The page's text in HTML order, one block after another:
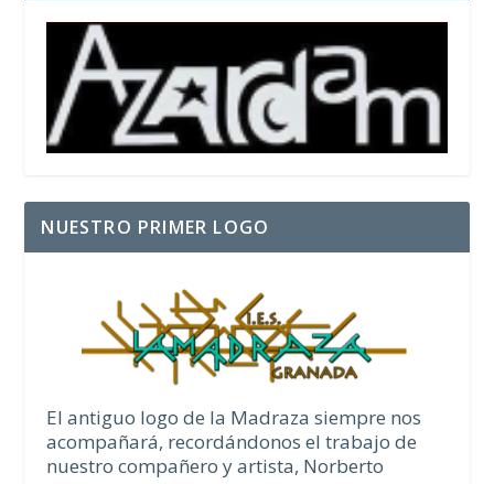
NUESTRO PRIMER LOGO
El antiguo logo de la Madraza siempre nos
acompañará, recordándonos el trabajo de
nuestro compañero y artista, Norberto